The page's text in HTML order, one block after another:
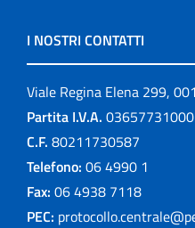
I NOSTRI CONTATTI
Viale Regina Elena 299,
Partita I.V.A. 03657731000
C.F. 80211730587
Telefono: 06 4990 1
Fax: 06 4938 7118
PEC: